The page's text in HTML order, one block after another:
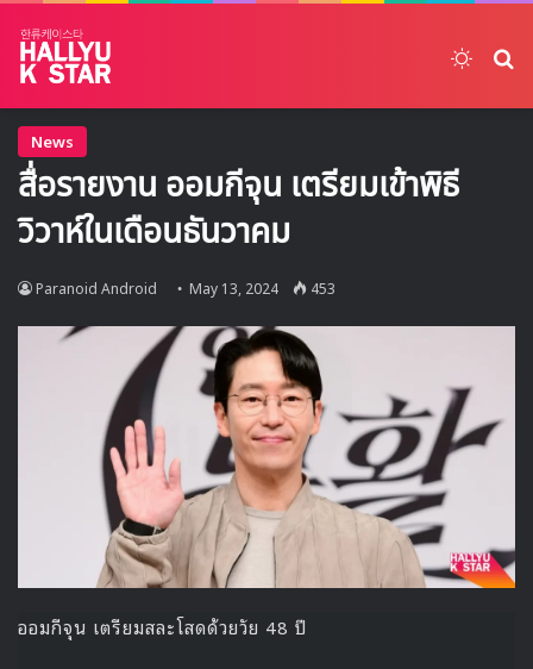
News
สื่อรายงาน ออมกีจุน เตรียมเข้าพิธี
วิวาห์ในเดือนธันวาคม
Paranoid Android May 13, 2024 453
ออมกีจุน เตรียมสละโสดด้วยวัย 48 ปี